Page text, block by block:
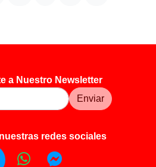
a Nuestro Newsletter
Enviar
redes sociales